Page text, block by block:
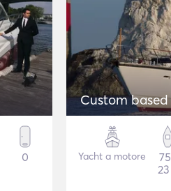
0
Custom based
Yacht a motore